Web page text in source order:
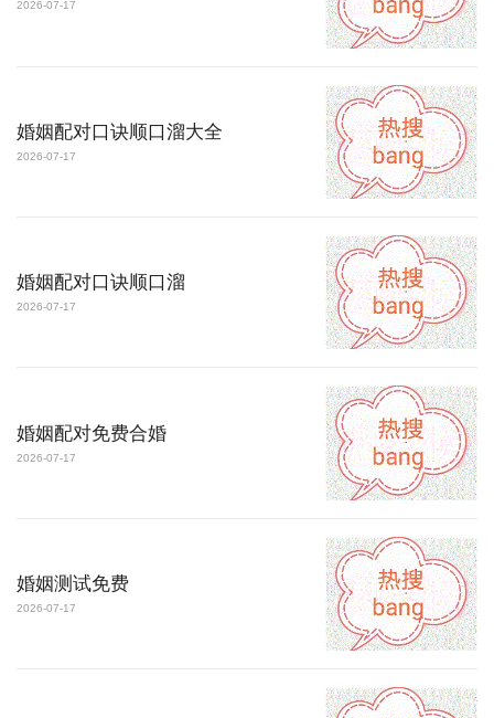
2026-07-17
婚姻配对口诀顺口溜大全
2026-07-17
婚姻配对口诀顺口溜
2026-07-17
婚姻配对免费合婚
2026-07-17
婚姻测试免费
2026-07-17